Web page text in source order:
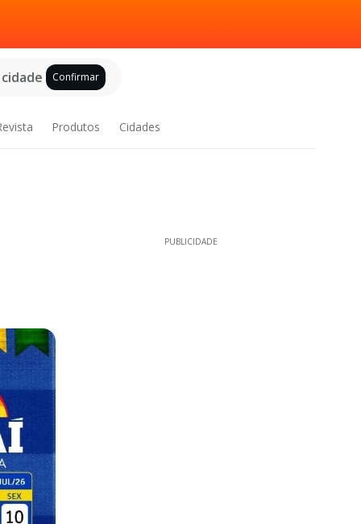
Confirmar
Produtos Cidades
PUBLICIDADE